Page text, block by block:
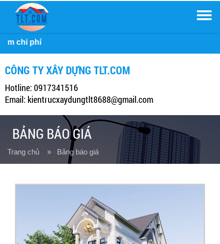
CÔNG TY XÂY DỰNG TLT.COM
Hotline: 0917341516
Email: kientrucxaydungtlt8688@gmail.com
BẢNG BÁO GIÁ
Trang chủ » Bảng báo giá